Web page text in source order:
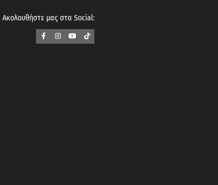
Ακολουθήστε μας στα Social: